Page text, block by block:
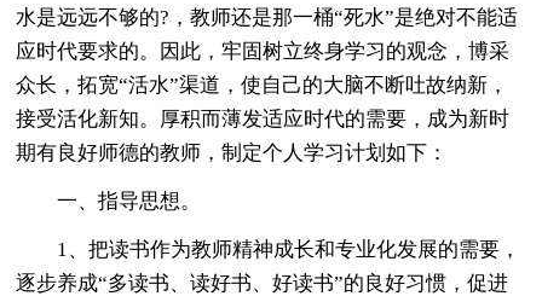
水是远远不够的?，教师还是那一桶“死水”是绝对不能适
应时代要求的。因此，牢固树立终身学习的观念，博采
众长，拓宽“活水”渠道，使自己的大脑不断吐故纳新，
接受活化新知。厚积而薄发适应时代的需要，成为新时
期有良好师德的教师，制定个人学习计划如下：
一、指导思想。
1、把读书作为教师精神成长和专业化发展的需要，
逐步养成“多读书、读好书、好读书”的良好习惯，促进